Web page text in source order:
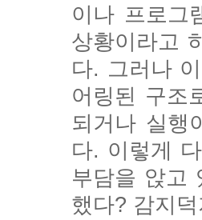
이나 프로그
상황이라고
다. 그러나
어링된 구조
되거나 실행
다. 이렇게
부담을 앉고
했다? 감지